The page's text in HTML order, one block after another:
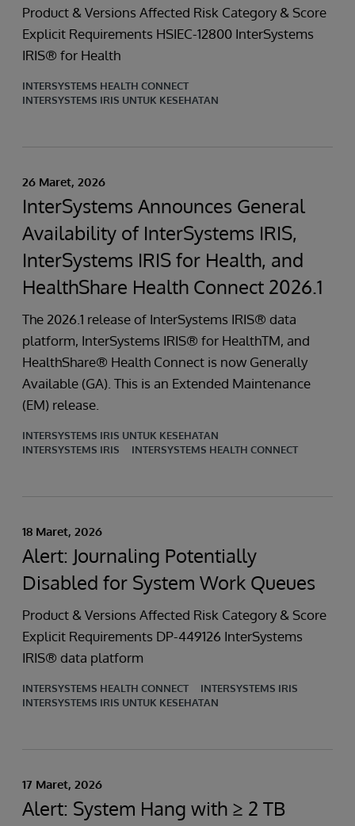
Product & Versions Affected Risk Category & Score
Explicit Requirements HSIEC-12800 InterSystems
IRIS® for Health
INTERSYSTEMS HEALTH CONNECT
INTERSYSTEMS IRIS UNTUK KESEHATAN
26 Maret, 2026
InterSystems Announces General
Availability of InterSystems IRIS,
InterSystems IRIS for Health, and
HealthShare Health Connect 2026.1
The 2026.1 release of InterSystems IRIS® data
platform, InterSystems IRIS® for HealthTM, and
HealthShare® Health Connect is now Generally
Available (GA). This is an Extended Maintenance
(EM) release.
INTERSYSTEMS IRIS UNTUK KESEHATAN
INTERSYSTEMS IRIS
INTERSYSTEMS HEALTH CONNECT
18 Maret, 2026
Alert: Journaling Potentially
Disabled for System Work Queues
Product & Versions Affected Risk Category & Score
Explicit Requirements DP-449126 InterSystems
IRIS® data platform
INTERSYSTEMS HEALTH CONNECT
INTERSYSTEMS IRIS
INTERSYSTEMS IRIS UNTUK KESEHATAN
17 Maret, 2026
Alert: System Hang with ≥ 2 TB